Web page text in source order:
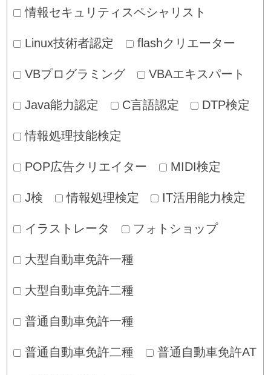
情報セキュリティスペシャリスト
Linux技術者認定 flashクリエーター
VBプログラミング VBAエキスパート
Java能力認定 C言語認定 DTP検定
情報処理技能検定
POP広告クリエイター MIDI検定
J検 情報処理検定 IT活用能力検定
イラストレータ フォトショップ
大型自動車免許一種
大型自動車免許二種
普通自動車免許一種
普通自動車免許二種 普通自動車免許AT